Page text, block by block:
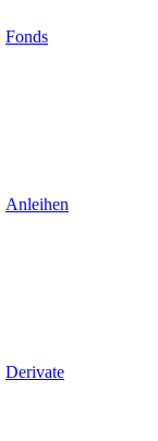
Fonds
Anleihen
Derivate